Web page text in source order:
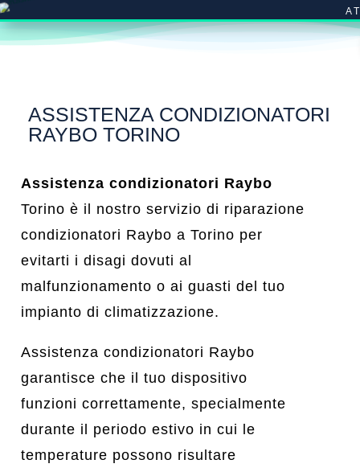
ASSISTENZA CONDIZIONATORI
RAYBO TORINO
Assistenza condizionatori Raybo
Torino è il nostro servizio di riparazione
condizionatori Raybo a Torino per
evitarti i disagi dovuti al
malfunzionamento o ai guasti del tuo
impianto di climatizzazione.
Assistenza condizionatori Raybo
garantisce che il tuo dispositivo
funzioni correttamente, specialmente
durante il periodo estivo in cui le
temperature possono risultare